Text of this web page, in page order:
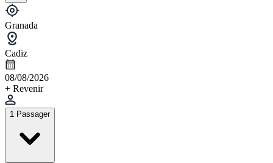
Granada
Cadiz
08/08/2026
+ Revenir
1 Passager